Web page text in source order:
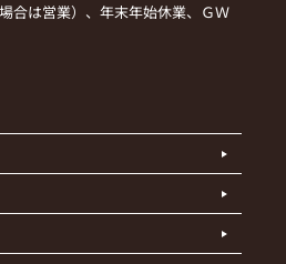
合は営業）、年末年始休業、ＧＷ